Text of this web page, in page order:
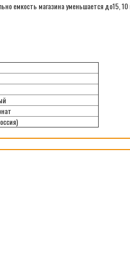
емкость магазина уменьшается до15,